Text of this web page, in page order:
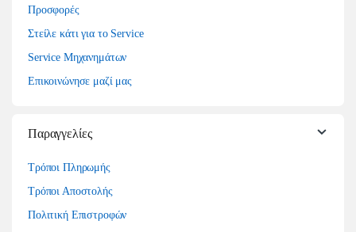
Προσφορές
Στείλε κάτι για το Service
Service Μηχανημάτων
Επικοινώνησε μαζί μας
Παραγγελίες
Τρόποι Πληρωμής
Τρόποι Αποστολής
Πολιτική Επιστροφών